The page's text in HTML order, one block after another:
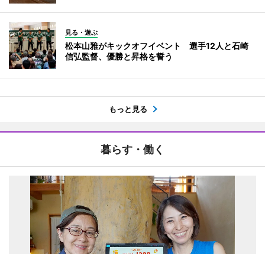
見る・遊ぶ
松本山雅がキックオフイベント 選手12人と石崎
信弘監督、優勝と昇格を誓う
もっと見る
暮らす・働く